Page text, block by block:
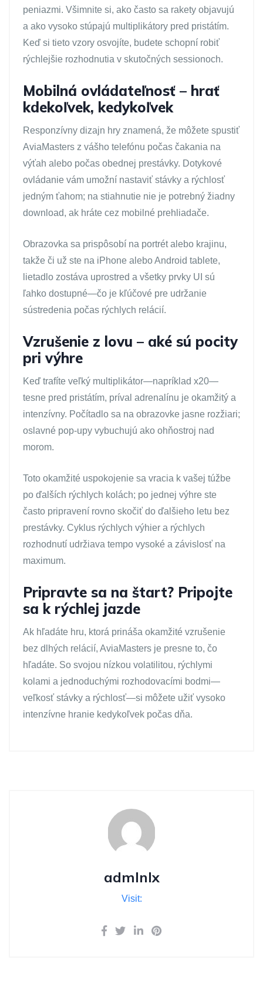
peniazmi. Všimnite si, ako často sa rakety objavujú
a ako vysoko stúpajú multiplikátory pred pristátím.
Keď si tieto vzory osvojíte, budete schopní robiť
rýchlejšie rozhodnutia v skutočných sessionoch.
Mobilná ovládateľnosť – hrať
kdekoľvek, kedykoľvek
Responzívny dizajn hry znamená, že môžete spustiť
AviaMasters z vášho telefónu počas čakania na
výťah alebo počas obednej prestávky. Dotykové
ovládanie vám umožní nastaviť stávky a rýchlosť
jedným ťahom; na stiahnutie nie je potrebný žiadny
download, ak hráte cez mobilné prehliadače.
Obrazovka sa prispôsobí na portrét alebo krajinu,
takže či už ste na iPhone alebo Android tablete,
lietadlo zostáva uprostred a všetky prvky UI sú
ľahko dostupné—čo je kľúčové pre udržanie
sústredenia počas rýchlych relácií.
Vzrušenie z lovu – aké sú pocity
pri výhre
Keď trafíte veľký multiplikátor—napríklad x20—
tesne pred pristátím, príval adrenalínu je okamžitý a
intenzívny. Počítadlo sa na obrazovke jasne rozžiari;
oslavné pop-upy vybuchujú ako ohňostroj nad
morom.
Toto okamžité uspokojenie sa vracia k vašej túžbe
po ďalších rýchlych kolách; po jednej výhre ste
často pripravení rovno skočiť do ďalšieho letu bez
prestávky. Cyklus rýchlych výhier a rýchlych
rozhodnutí udržiava tempo vysoké a závislosť na
maximum.
Pripravte sa na štart? Pripojte
sa k rýchlej jazde
Ak hľadáte hru, ktorá prináša okamžité vzrušenie
bez dlhých relácií, AviaMasters je presne to, čo
hľadáte. So svojou nízkou volatilitou, rýchlymi
kolami a jednoduchými rozhodovacími bodmi—
veľkosť stávky a rýchlosť—si môžete užiť vysoko
intenzívne hranie kedykoľvek počas dňa.
admlnlx
Visit: